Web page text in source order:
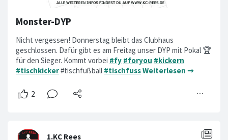
Monster-DYP
Nicht vergessen! Donnerstag bleibt das Clubhaus
geschlossen. Dafür gibt es am Freitag unser DYP mit Pokal 🏆
für den Sieger. Kommt vorbei #fy #foryou #kickern
#tischkicker#tischfußball #tischfussWeiterlesen ➞